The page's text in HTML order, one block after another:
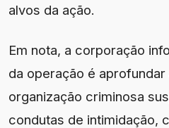
alvos da ação.
Em nota, a corporação
da operação é
organização criminosa
condutas de intimidação,